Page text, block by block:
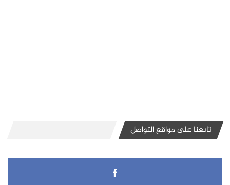
تابعنا على مواقع التواصل